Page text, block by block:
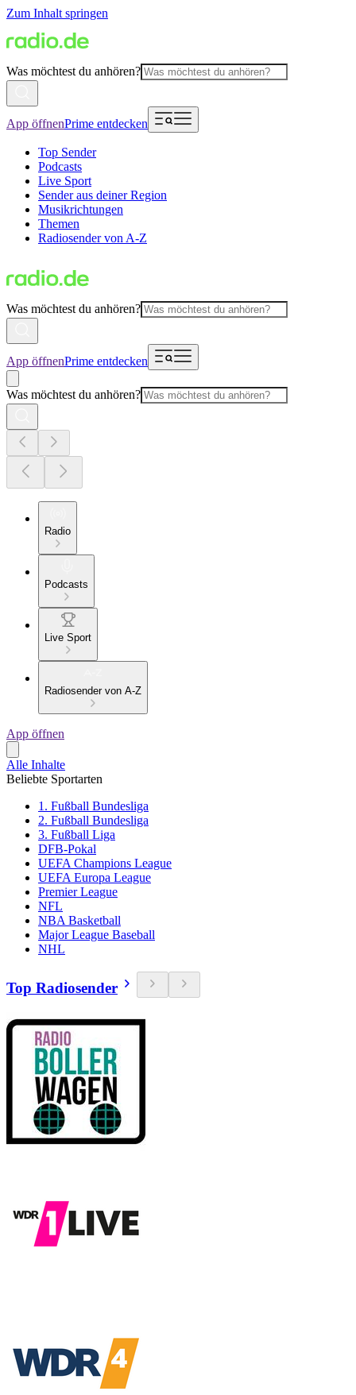
Zum Inhalt springen
Was möchtest du anhören?
App öffnenPrime entdecken
Top Sender
Podcasts
Live Sport
Sender aus deiner Region
Musikrichtungen
Themen
Radiosender von A-Z
Was möchtest du anhören?
App öffnenPrime entdecken
Was möchtest du anhören?
Radio
Podcasts
Live Sport
Radiosender von A-Z
App öffnen
Alle Inhalte
Beliebte Sportarten
1. Fußball Bundesliga
2. Fußball Bundesliga
3. Fußball Liga
DFB-Pokal
UEFA Champions League
UEFA Europa League
Premier League
NFL
NBA Basketball
Major League Baseball
NHL
Top Radiosender